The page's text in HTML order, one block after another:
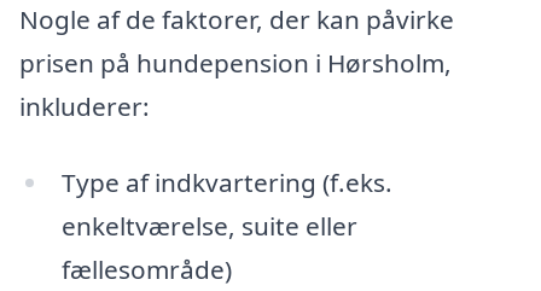
Nogle af de faktorer, der kan påvirke
prisen på hundepension i Hørsholm,
inkluderer:
Type af indkvartering (f.eks.
enkeltværelse, suite eller
fællesområde)